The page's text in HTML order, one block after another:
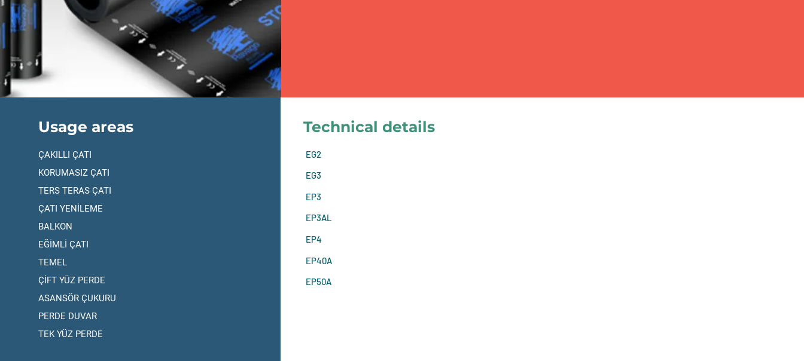
Usage areas
ÇAKILLI ÇATI
KORUMASIZ ÇATI
TERS TERAS ÇATI
ÇATI YENİLEME
BALKON
EĞİMLİ ÇATI
TEMEL
ÇİFT YÜZ PERDE
ASANSÖR ÇUKURU
PERDE DUVAR
TEK YÜZ PERDE
Technical details
EG2
EG3
EP3
EP3AL
EP4
EP40A
EP50A